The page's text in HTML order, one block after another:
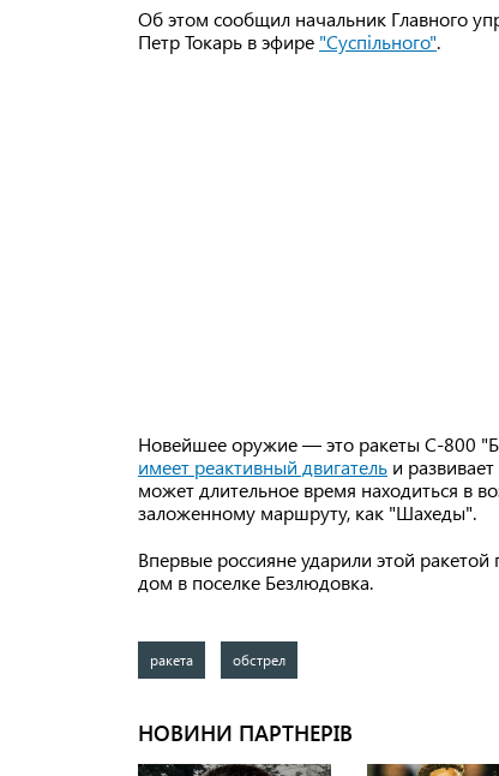
Об этом сообщил начальник Главного
Петр Токарь в эфире "Суспільного".
Новейшее оружие — это ракеты С-800
имеет реактивный двигатель и
может длительное время находиться в
заложенному маршруту, как "Шахеды".
Впервые россияне ударили этой
дом в поселке Безлюдовка.
ракета обстрел